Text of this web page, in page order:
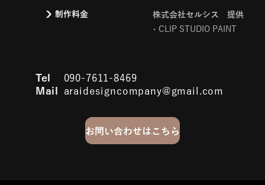
制作料金
株式会社セルシス 提供
CLIP STUDIO PAINT
Tel
090-7611-8469
Mail
araidesigncompany@gmail.com
お問い合わせはこちら